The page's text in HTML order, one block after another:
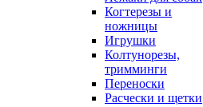
Когтерезы и
ножницы
Игрушки
Колтунорезы,
тримминги
Переноски
Расчески и щетки